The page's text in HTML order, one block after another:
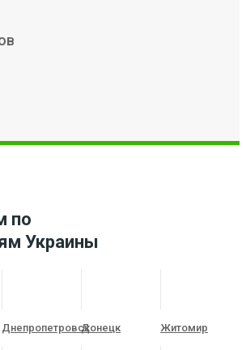
по
Украины
ДнепропетровскДонецк Житомир